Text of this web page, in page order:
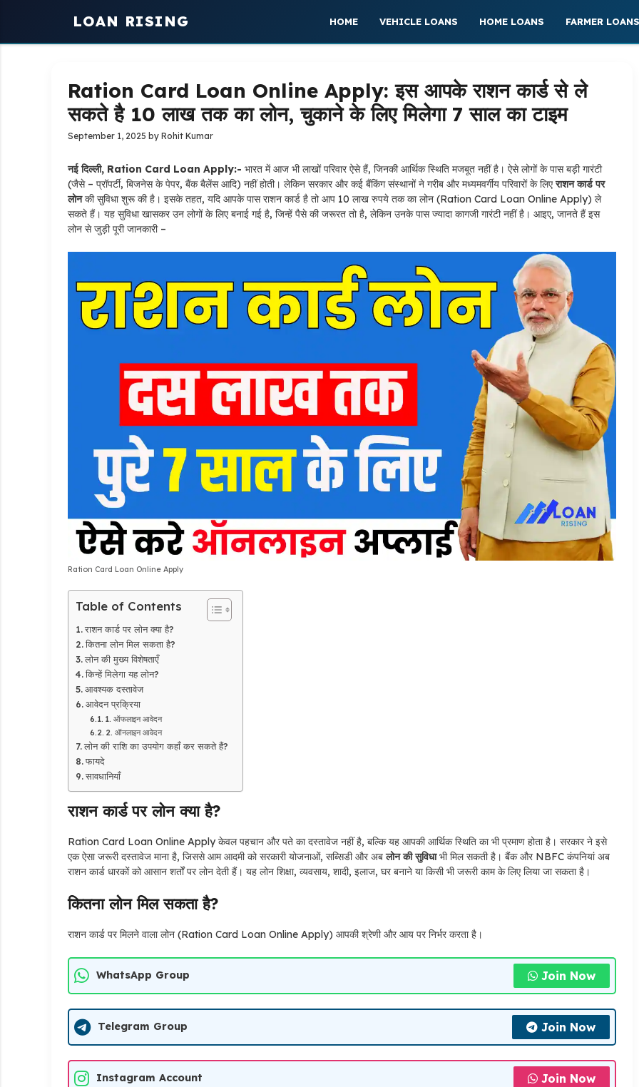
LOAN RISING HOME VEHICLE LOANS HOME LOANS FARMER LOANS
Ration Card Loan Online Apply: इस आपके राशन कार्ड से ले
सकते है 10 लाख तक का लोन, चुकाने के लिए मिलेगा 7 साल का टाइम
September 1, 2025 by Rohit Kumar
नई दिल्ली, Ration Card Loan Apply:- भारत में आज भी लाखों परिवार ऐसे हैं, जिनकी आर्थिक स्थिति मजबूत नहीं है। ऐसे लोगों के पास बड़ी गारंटी
(जैसे – प्रॉपर्टी, बिजनेस के पेपर, बैंक बैलेंस आदि) नहीं होती। लेकिन सरकार और कई बैंकिंग संस्थानों ने गरीब और मध्यमवर्गीय परिवारों के लिएराशन कार्ड पर
लोनकी सुविधा शुरू की है। इसके तहत, यदि आपके पास राशन कार्ड है तो आप 10 लाख रुपये तक का लोन (Ration Card Loan Online Apply) ले
सकते हैं। यह सुविधा खासकर उन लोगों के लिए बनाई गई है, जिन्हें पैसे की जरूरत तो है, लेकिन उनके पास ज्यादा कागजी गारंटी नहीं है। आइए, जानते हैं इस
लोन से जुड़ी पूरी जानकारी –
Ration Card Loan Online Apply
Table of Contents
राशन कार्ड पर लोन क्या है?
कितना लोन मिल सकता है?
लोन की मुख्य विशेषताएँ
किन्हें मिलेगा यह लोन?
आवश्यक दस्तावेज
आवेदन प्रक्रिया
1. ऑफलाइन आवेदन
2. ऑनलाइन आवेदन
लोन की राशि का उपयोग कहाँ कर सकते हैं?
फायदे
सावधानियाँ
राशन कार्ड पर लोन क्या है?
Ration Card Loan Online Apply केवल पहचान और पते का दस्तावेज नहीं है, बल्कि यह आपकी आर्थिक स्थिति का भी प्रमाण होता है। सरकार ने इसे
एक ऐसा जरूरी दस्तावेज माना है, जिससे आम आदमी को सरकारी योजनाओं, सब्सिडी और अबलोन की सुविधाभी मिल सकती है। बैंक और NBFC कंपनियां अब
राशन कार्ड धारकों को आसान शर्तों पर लोन देती हैं। यह लोन शिक्षा, व्यवसाय, शादी, इलाज, घर बनाने या किसी भी जरूरी काम के लिए लिया जा सकता है।
कितना लोन मिल सकता है?
राशन कार्ड पर मिलने वाला लोन (Ration Card Loan Online Apply) आपकी श्रेणी और आय पर निर्भर करता है।
WhatsApp Group Join Now
Telegram Group Join Now
Instagram Account Join Now